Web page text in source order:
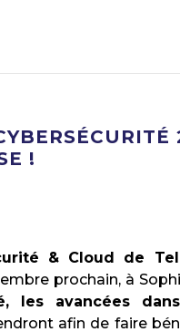
!
& Cloud de
prochain, à
les avancées
afin de faire